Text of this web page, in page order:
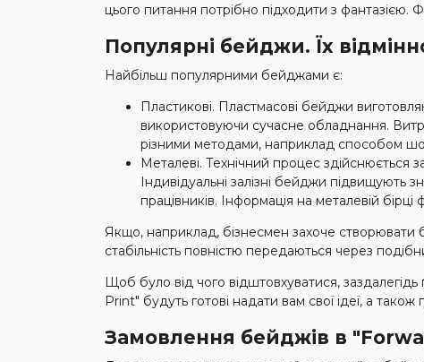
цього питання потрібно підходити з фантазією.
Популярні бейджи. Їх
Найбільш популярними бейджами є:
Пластикові. Пластмасові бейджи
використовуючи сучасне обладнання.
різними методами, наприклад способом
Металеві. Технічний процес здійснюється
Індивідуальні залізні бейджи підвищують
працівників. Інформація на металевій
Якщо, наприклад, бізнесмен захоче створювати
стабільність повністю передаються через
Щоб було від чого відштовхуватися, заздалегідь
Print" будуть готові надати вам свої ідеї, а
Замовлення бейджів в